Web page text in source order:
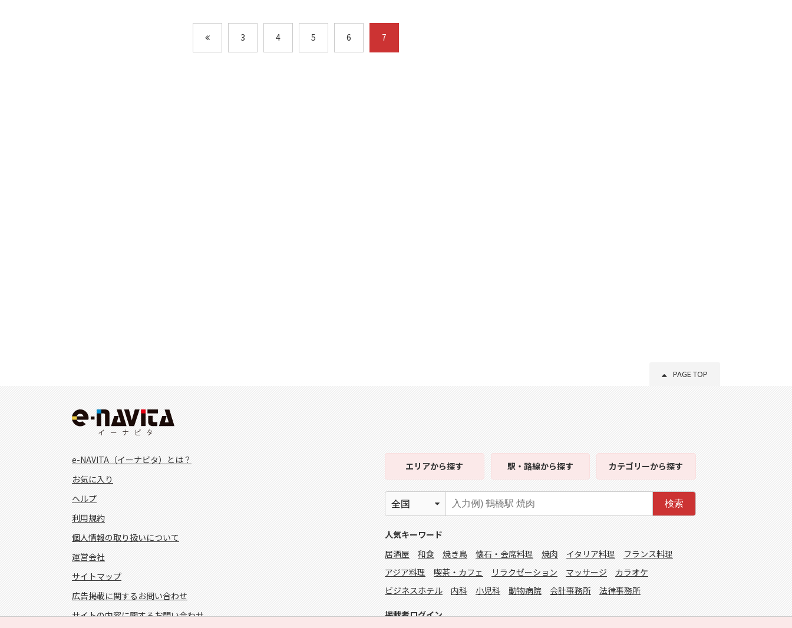
3 4 5 6 7
PAGE TOP
e-NAVITA（イーナビタ）とは？
お気に入り
ヘルプ
利用規約
個人情報の取り扱いについて
運営会社
サイトマップ
広告掲載に関するお問い合わせ
サイトの内容に関するお問い合わせ
エリアから探す 駅・路線から探す カテゴリーから探す
検索
人気キーワード
居酒屋
和食 焼き鳥 懐石・会席料理 焼肉 イタリア料理
フランス料理
アジア料理
喫茶・カフェ リラクゼーション マッサージ
カラオケ
ビジネスホテル
内科 小児科 動物病院 会計事務所 法律事務所
掲載者ログイン